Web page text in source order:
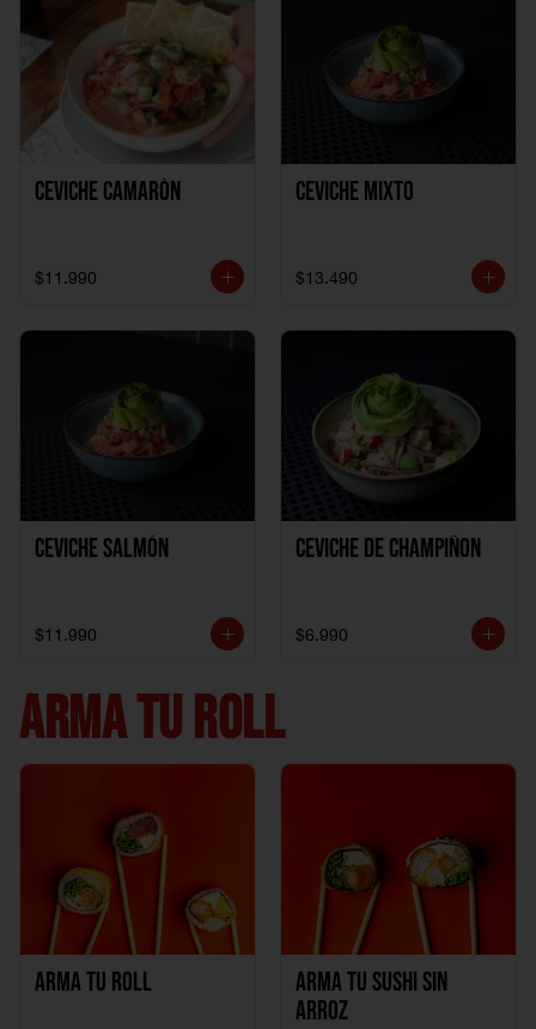
Ceviche Camarón
$11.990
Ceviche Mixto
$13.490
Ceviche Salmón
$11.990
Ceviche de Champiñon
$6.990
ARMA TU ROLL
Arma Tu Roll
Arma tu Sushi sin
Arroz